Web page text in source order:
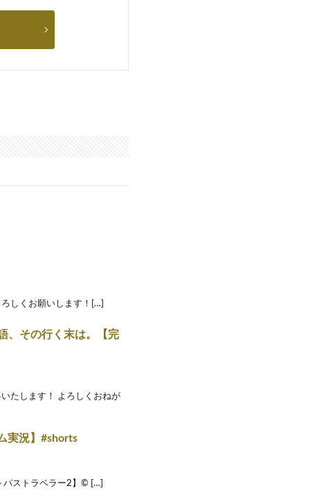
しくお願いします！[…]
、その行く末は。【完
たします！ よろしくおねが
実況】#shorts
ストラベラー2】© […]